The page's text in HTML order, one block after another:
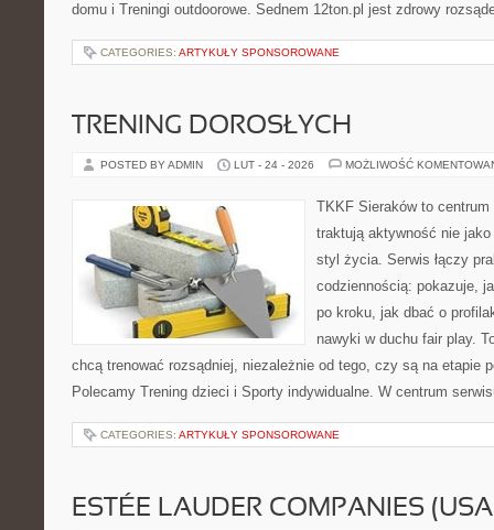
domu i Treningi outdoorowe. Sednem 12ton.pl jest zdrowy
CATEGORIES: ARTYKUŁY SPONSOROWANE
TRENING DOROSŁYCH
POSTED BY ADMIN LUT - 24 - 2026 MOŻLIWOŚĆ
TKKF Sieraków to
traktują aktywność nie
styl życia. Serwis łączy
codziennością: pokazuje,
po kroku, jak dbać o
nawyki w duchu fair play.
chcą trenować rozsądniej, niezależnie od tego, czy są na etapie
Polecamy Trening dzieci i Sporty indywidualne. W centrum
CATEGORIES: ARTYKUŁY SPONSOROWANE
ESTÉE LAUDER COMPANIES